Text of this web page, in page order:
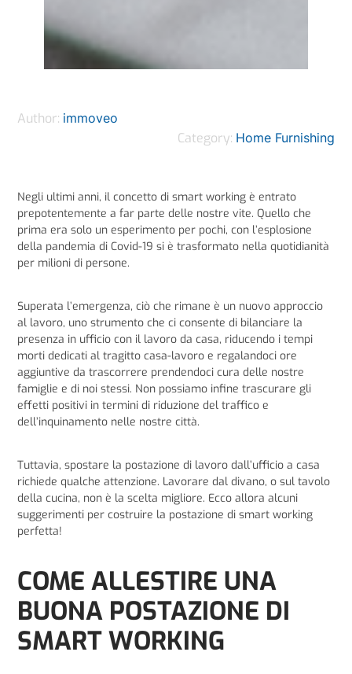
Author: immoveo
Category: Home Furnishing
Negli ultimi anni, il concetto di smart working è entrato
prepotentemente a far parte delle nostre vite. Quello che
prima era solo un esperimento per pochi, con l’esplosione
della pandemia di Covid-19 si è trasformato nella quotidianità
per milioni di persone.
Superata l’emergenza, ciò che rimane è un nuovo approccio
al lavoro, uno strumento che ci consente di bilanciare la
presenza in ufficio con il lavoro da casa, riducendo i tempi
morti dedicati al tragitto casa-lavoro e regalandoci ore
aggiuntive da trascorrere prendendoci cura delle nostre
famiglie e di noi stessi. Non possiamo infine trascurare gli
effetti positivi in termini di riduzione del traffico e
dell’inquinamento nelle nostre città.
Tuttavia, spostare la postazione di lavoro dall’ufficio a casa
richiede qualche attenzione. Lavorare dal divano, o sul tavolo
della cucina, non è la scelta migliore. Ecco allora alcuni
suggerimenti per costruire la postazione di smart working
perfetta!
COME ALLESTIRE UNA
BUONA POSTAZIONE DI
SMART WORKING